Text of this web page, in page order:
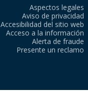
Aspectos legales
Aviso de privacidad
Accesibilidad del sitio web
Acceso a la información
Alerta de fraude
Presente un reclamo